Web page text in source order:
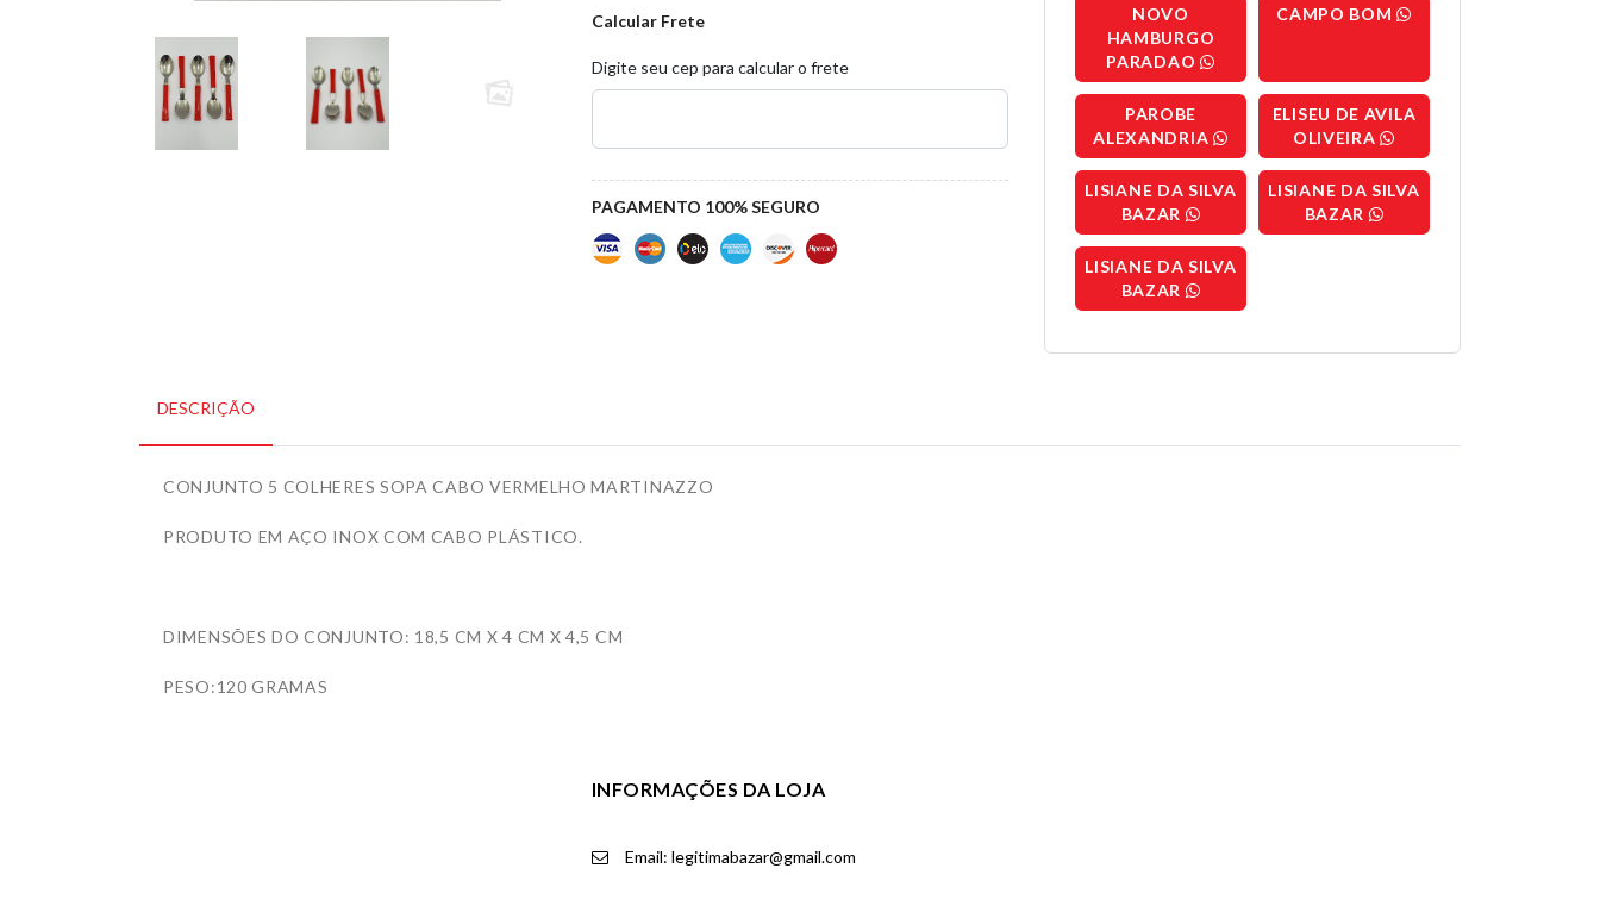
Calcular Frete
Digite seu cep para calcular o frete
PAGAMENTO 100% SEGURO
NOVO
HAMBURGO
PARADAO
CAMPO BOM
PAROBE
ALEXANDRIA
ELISEU DE AVILA
OLIVEIRA
LISIANE DA SILVA
BAZAR
LISIANE DA SILVA
BAZAR
LISIANE DA SILVA
BAZAR
DESCRIÇÃO
CONJUNTO 5 COLHERES SOPA CABO VERMELHO MARTINAZZO
PRODUTO EM AÇO INOX COM CABO PLÁSTICO.
DIMENSÕES DO CONJUNTO: 18,5 CM X 4 CM X 4,5 CM
PESO:120 GRAMAS
INFORMAÇÕES DA LOJA
Email: legitimabazar@gmail.com